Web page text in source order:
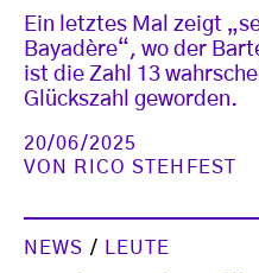
Ein letztes Mal zeigt
Bayadère“, wo der
ist die Zahl 13
Glückszahl geworden.
20/06/2025
VON
RICO STEHFEST
NEWS / LEUTE